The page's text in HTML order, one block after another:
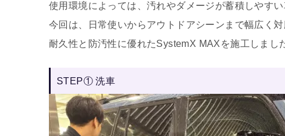
使用環境によっては、汚れやダメージが蓄積しやすい
今回は、日常使いからアウトドアシーンまで幅広く対
耐久性と防汚性に優れたSystemX MAXを施工しまし
STEP① 洗車